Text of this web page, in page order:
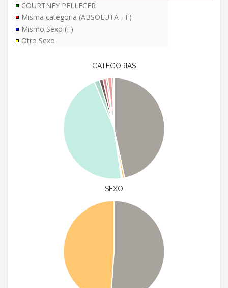
COURTNEY PELLECER
Misma categoria (ABSOLUTA - F)
Mismo Sexo (F)
Otro Sexo
CATEGORIAS
SEXO